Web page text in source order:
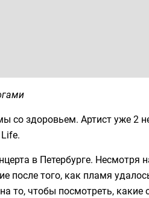
со здоровьем. Артист уже 2
в Петербурге. Несмотря
после того, как пламя
то, чтобы посмотреть, какие